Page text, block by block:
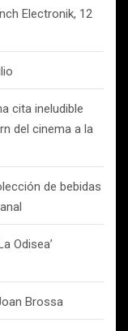
Electronik, 12
cita ineludible
del cinema a la
de bebidas
Odisea’
Brossa